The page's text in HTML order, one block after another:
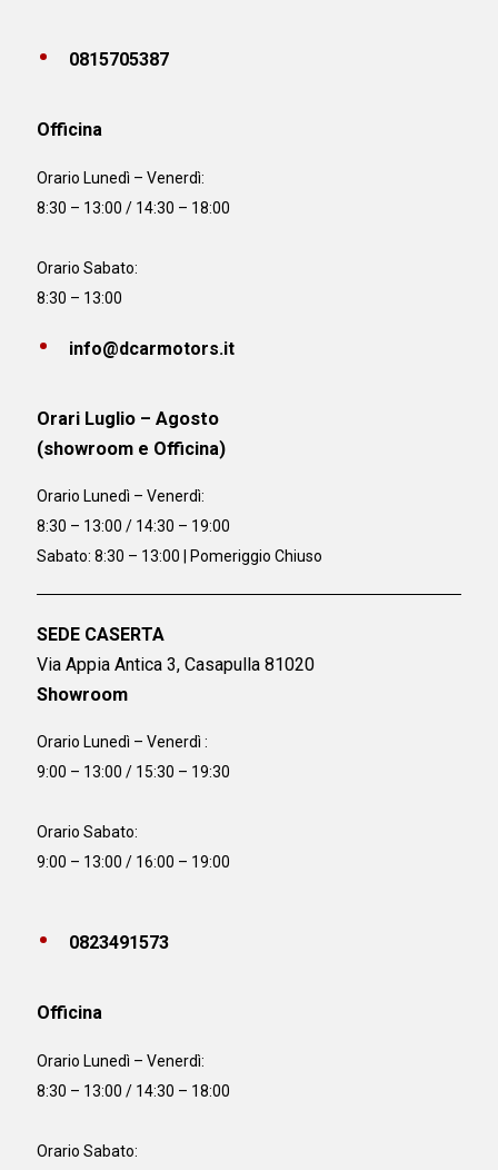
0815705387
Officina
Orario Lunedì – Venerdì:
8:30 – 13:00 / 14:30 – 18:00
Orario Sabato:
8:30 – 13:00
info@dcarmotors.it
Orari Luglio – Agosto
(showroom e Officina)
Orario Lunedì – Venerdì:
8:30 – 13:00 / 14:30 – 19:00
Sabato: 8:30 – 13:00 | Pomeriggio Chiuso
SEDE CASERTA
Via Appia Antica 3, Casapulla 81020
Showroom
Orario Lunedì – Venerdì :
9:00 – 13:00 / 15:30 – 19:30
Orario Sabato:
9:00 – 13:00 / 16:00 – 19:00
0823491573
Officina
Orario Lunedì – Venerdì:
8:30 – 13:00 / 14:30 – 18:00
Orario Sabato: